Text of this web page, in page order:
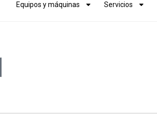
Equipos y máquinas Servicios